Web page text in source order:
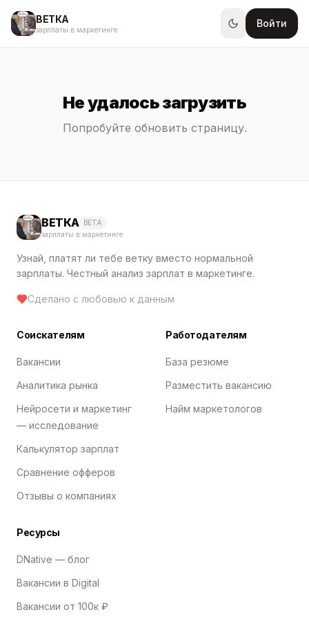
ВЕТКА
зарплаты в маркетинге
Войти
Не удалось загрузить
Попробуйте обновить страницу.
ВЕТКА BETA
зарплаты в маркетинге
Узнай, платят ли тебе ветку вместо нормальной
зарплаты. Честный анализ зарплат в маркетинге.
Сделано с любовью к данным
Соискателям
Вакансии
Аналитика рынка
Нейросети и маркетинг
— исследование
Калькулятор зарплат
Сравнение офферов
Отзывы о компаниях
Работодателям
База резюме
Разместить вакансию
Найм маркетологов
Ресурсы
DNative — блог
Вакансии в Digital
Вакансии от 100к ₽